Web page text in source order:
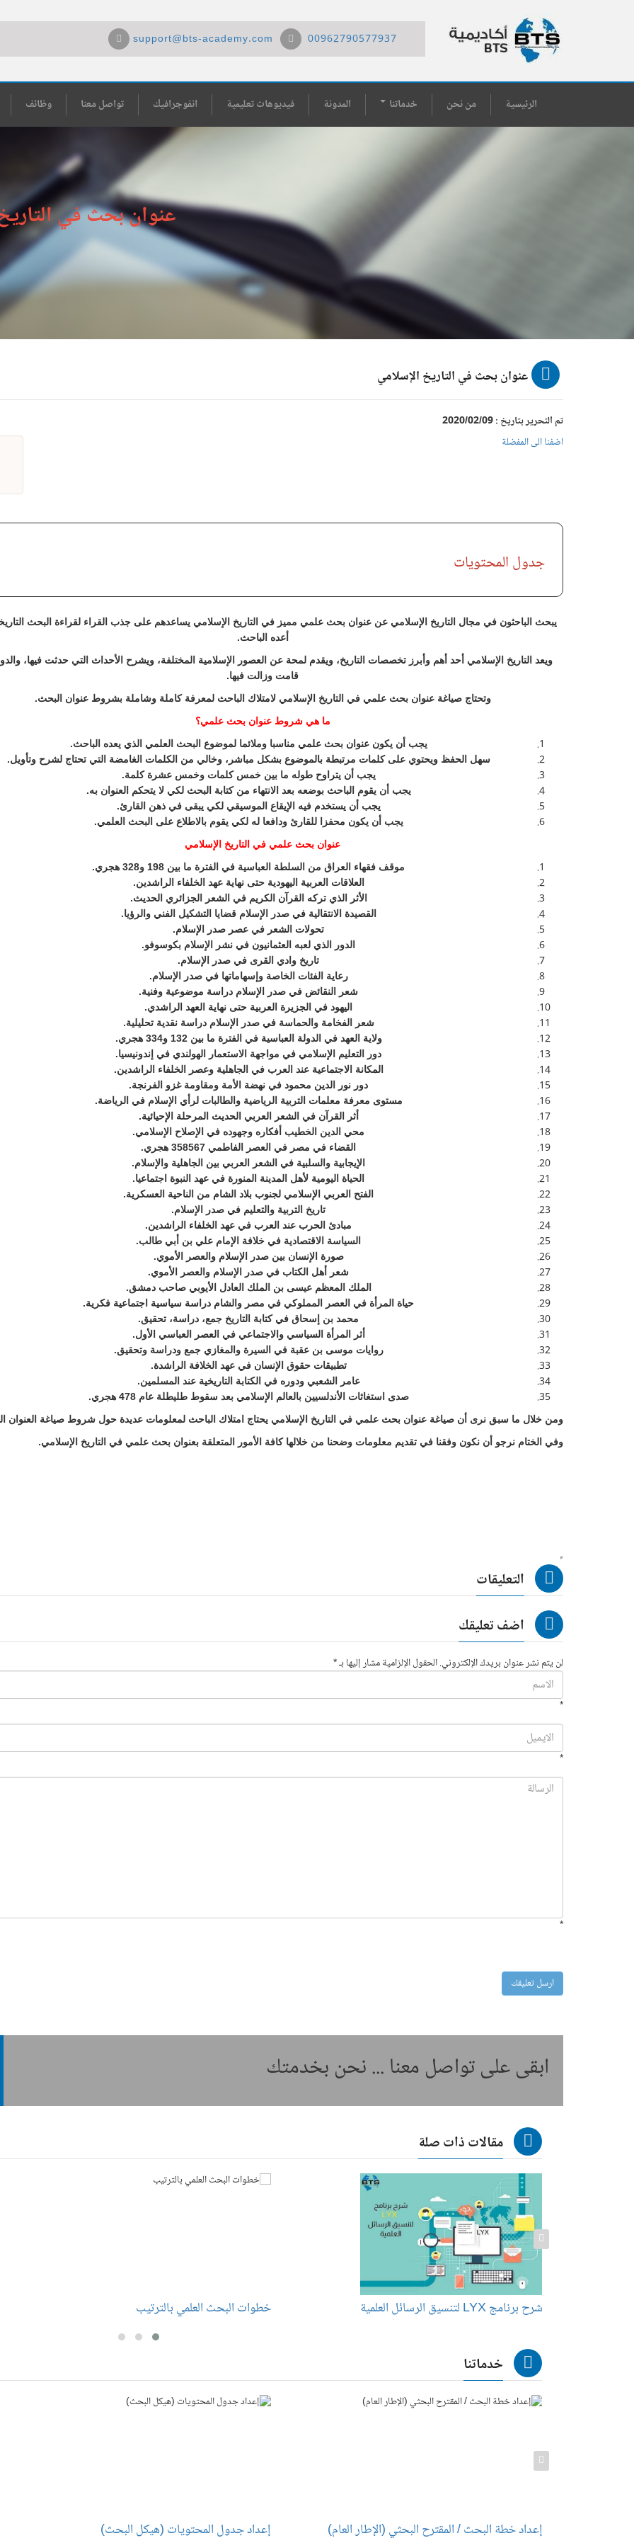
00962790577937
support@bts-academy.com
الرئيسية من نحن خدماتنا المدونة فيديوهات تعليمية انفوجرافيك تواصل معنا وظائف
عنوان بحث في
عنوان بحث في التاريخ الإسلامي
تم التحرير بتاريخ : 2020/02/09
اضفنا الى المفضلة
جدول المحتويات
يبحث الباحثون في مجال التاريخ الإسلامي عن عنوان بحث علمي مميز في التاريخ الإسلامي يساعدهم على جذب القراء لقراءة البحث
أعده الباحث.
ويعد التاريخ الإسلامي أحد أهم وأبرز تخصصات التاريخ، ويقدم لمحة عن العصور الإسلامية المختلفة، ويشرح الأحداث التي حدثت فيها،
قامت وزالت فيها.
وتحتاج صياغة عنوان بحث علمي في التاريخ الإسلامي لامتلاك الباحث لمعرفة كاملة وشاملة بشروط عنوان البحث.
ما هي شروط عنوان بحث علمي؟
يجب أن يكون عنوان بحث علمي مناسبا وملائما لموضوع البحث العلمي الذي يعده الباحث.
سهل الحفظ ويحتوي على كلمات مرتبطة بالموضوع بشكل مباشر، وخالي من الكلمات الغامضة التي تحتاج لشرح وتأويل.
يجب أن يتراوح طوله ما بين خمس كلمات وخمس عشرة كلمة.
يجب أن يقوم الباحث بوضعه بعد الانتهاء من كتابة البحث لكي لا يتحكم العنوان به.
يجب أن يستخدم فيه الإيقاع الموسيقي لكي يبقى في ذهن القارئ.
يجب أن يكون محفزا للقارئ ودافعا له لكي يقوم بالاطلاع على البحث العلمي.
عنوان بحث علمي في التاريخ الإسلامي
موقف فقهاء العراق من السلطة العباسية في الفترة ما بين 198 و328 هجري.
العلاقات العربية اليهودية حتى نهاية عهد الخلفاء الراشدين.
الأثر الذي تركه القرآن الكريم في الشعر الجزائري الحديث.
القصيدة الانتقالية في صدر الإسلام قضايا التشكيل الفني والرؤيا.
تحولات الشعر في عصر صدر الإسلام.
الدور الذي لعبه العثمانيون في نشر الإسلام بكوسوفو.
تاريخ وادي القرى في صدر الإسلام.
رعاية الفئات الخاصة وإسهاماتها في صدر الإسلام.
شعر النقائض في صدر الإسلام دراسة موضوعية وفنية.
اليهود في الجزيرة العربية حتى نهاية العهد الراشدي.
شعر الفخامة والحماسة في صدر الإسلام دراسة نقدية تحليلية.
ولاية العهد في الدولة العباسية في الفترة ما بين 132 و334 هجري.
دور التعليم الإسلامي في مواجهة الاستعمار الهولندي في إندونيسيا.
المكانة الاجتماعية عند العرب في الجاهلية وعصر الخلفاء الراشدين.
دور نور الدين محمود في نهضة الأمة ومقاومة غزو الفرنجة.
مستوى معرفة معلمات التربية الرياضية والطالبات لرأي الإسلام في الرياضة.
أثر القرآن في الشعر العربي الحديث المرحلة الإحيائية.
محي الدين الخطيب أفكاره وجهوده في الإصلاح الإسلامي.
القضاء في مصر في العصر الفاطمي 358567 هجري.
الإيجابية والسلبية في الشعر العربي بين الجاهلية والإسلام.
الحياة اليومية لأهل المدينة المنورة في عهد النبوة اجتماعيا.
الفتح العربي الإسلامي لجنوب بلاد الشام من الناحية العسكرية.
تاريخ التربية والتعليم في صدر الإسلام.
مبادئ الحرب عند العرب في عهد الخلفاء الراشدين.
السياسة الاقتصادية في خلافة الإمام علي بن أبي طالب.
صورة الإنسان بين صدر الإسلام والعصر الأموي.
شعر أهل الكتاب في صدر الإسلام والعصر الأموي.
الملك المعظم عيسى بن الملك العادل الأيوبي صاحب دمشق.
حياة المرأة في العصر المملوكي في مصر والشام دراسة سياسية اجتماعية فكرية.
محمد بن إسحاق في كتابة التاريخ جمع، دراسة، تحقيق.
أثر المرأة السياسي والاجتماعي في العصر العباسي الأول.
روايات موسى بن عقبة في السيرة والمغازي جمع ودراسة وتحقيق.
تطبيقات حقوق الإنسان في عهد الخلافة الراشدة.
عامر الشعبي ودوره في الكتابة التاريخية عند المسلمين.
صدى استغاثات الأندلسيين بالعالم الإسلامي بعد سقوط طليطلة عام 478 هجري.
ومن خلال ما سبق نرى أن صياغة عنوان بحث علمي في التاريخ الإسلامي يحتاج امتلاك الباحث لمعلومات عديدة حول شروط صياغة العنوان
وفي الختام نرجو أن نكون وفقنا في تقديم معلومات وضحنا من خلالها كافة الأمور المتعلقة بعنوان بحث علمي في التاريخ الإسلامي.
التعليقات
اضف تعليقك
لن يتم نشر عنوان بريدك الإلكتروني. الحقول الإلزامية مشار إليها بـ *
*
*
*
ابقى على تواصل معنا ... نحن بخدمتك
مقالات ذات صلة
شرح برنامج LYX لتنسيق الرسائل العلمية خطوات البحث العلمي بالترتيب
خدماتنا
إعداد خطة البحث / المقترح البحثي (الإطار العام) إعداد جدول المحتويات (هيكل البحث)